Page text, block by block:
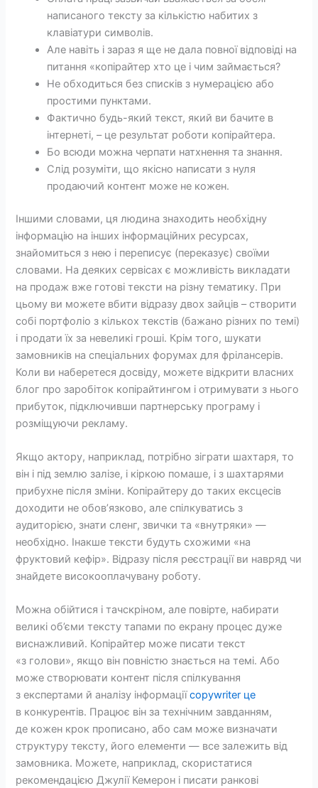
написаного тексту за кількістю набитих з
клавіатури символів.
Але навіть і зараз я ще не дала повної відповіді на
питання «копірайтер хто це і чим займається?
Не обходиться без списків з нумерацією або
простими пунктами.
Фактично будь-який текст, який ви бачите в
інтернеті, – це результат роботи копірайтера.
Бо всюди можна черпати натхнення та знання.
Слід розуміти, що якісно написати з нуля
продаючий контент може не кожен.
Іншими словами, ця людина знаходить необхідну
інформацію на інших інформаційних ресурсах,
знайомиться з нею і переписує (переказує) своїми
словами. На деяких сервісах є можливість викладати
на продаж вже готові тексти на різну тематику. При
цьому ви можете вбити відразу двох зайців – створити
собі портфоліо з кількох текстів (бажано різних по темі)
і продати їх за невеликі гроші. Крім того, шукати
замовників на спеціальних форумах для фрілансерів.
Коли ви наберетеся досвіду, можете відкрити власних
блог про заробіток копірайтингом і отримувати з нього
прибуток, підключивши партнерську програму і
розміщуючи рекламу.
Якщо актору, наприклад, потрібно зіграти шахтаря, то
він і під землю залізе, і кіркою помаше, і з шахтарями
прибухне після зміни. Копірайтеру до таких ексцесів
доходити не обов’язково, але спілкуватись з
аудиторією, знати сленг, звички та «внутряки» —
необхідно. Інакше тексти будуть схожими «на
фруктовий кефір». Відразу після реєстрації ви навряд чи
знайдете високооплачувану роботу.
Можна обійтися і тачскріном, але повірте, набирати
великі об’єми тексту тапами по екрану процес дуже
виснажливий. Копірайтер може писати текст
«з голови», якщо він повністю знається на темі. Або
може створювати контент після спілкування
з експертами й аналізу інформаціїcopywriter це
в конкурентів. Працює він за технічним завданням,
де кожен крок прописано, або сам може визначати
структуру тексту, його елементи — все залежить від
замовника. Можете, наприклад, скористатися
рекомендацією Джулії Кемерон і писати ранкові